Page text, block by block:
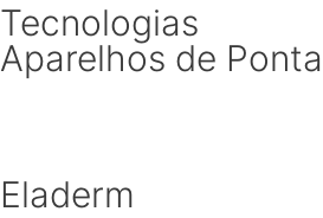
Tecnologias
Aparelhos de
Eladerm